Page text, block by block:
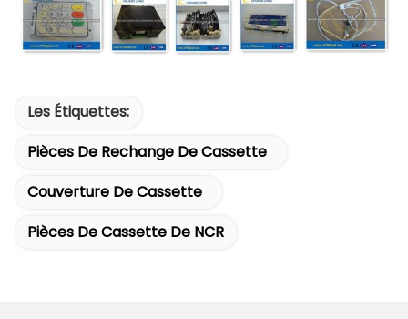
Les Étiquettes:
Pièces De Rechange De Cassette
Couverture De Cassette
Pièces De Cassette De NCR